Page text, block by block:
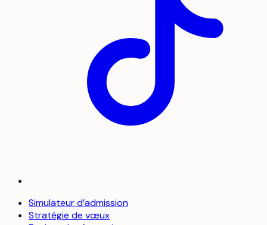
Simulateur d’admission
Stratégie de vœux